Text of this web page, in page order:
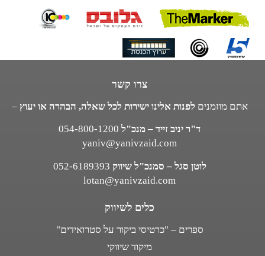
צרו קשר
אתם מוזמנים לפנות אלינו ישירות לכל שאלה, הבהרה או יעוץ –
ד"ר יניב זייד – מנכ"ל 054-800-1200
yaniv@yanivzaid.com
לוטן סגל – סמנכ"ל שיווק 052-6189393
lotan@yanivzaid.com
כלים לשיווק
ספרים – "כרטיסי ביקור על סטרואידים"
מיקוד שיווקי